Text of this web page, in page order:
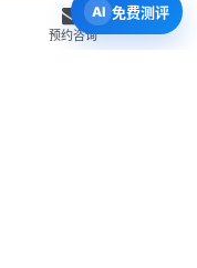
预约咨询
免费测评